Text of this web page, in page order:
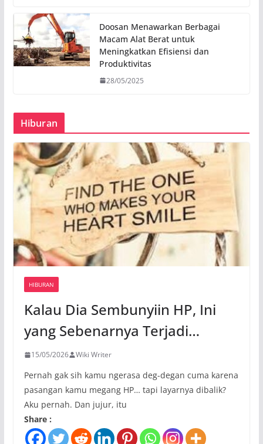
Doosan Menawarkan Berbagai
Macam Alat Berat untuk
Meningkatkan Efisiensi dan
Produktivitas
28/05/2025
Hiburan
HIBURAN
Kalau Dia Sembunyiin HP, Ini
yang Sebenarnya Terjadi…
15/05/2026 Wiki Writer
Pernah gak sih kamu ngerasa deg-degan cuma karena
pasangan kamu megang HP… tapi layarnya dibalik?
Aku pernah. Dan jujur, itu
Share :